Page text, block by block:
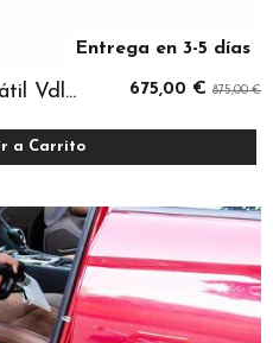
Entrega en 3-5 días
Vdl... 675,00 € 875,00 €
a Carrito